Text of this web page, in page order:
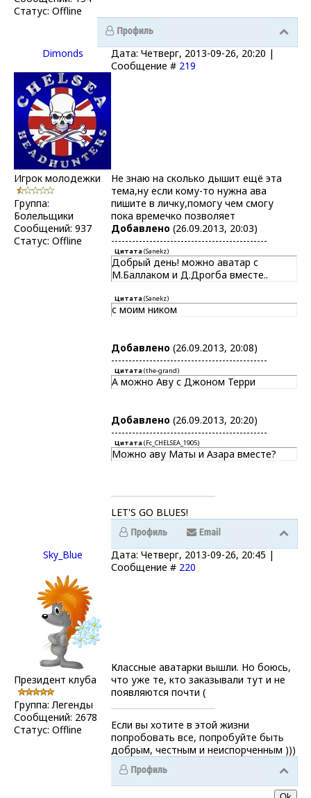
Статус: Offline
Dimonds
Дата: Четверг, 2013-09-26, 20:20 |
Сообщение # 219
Игрок молодежки
Группа:
Болельщики
Сообщений: 937
Статус: Offline
Не знаю на сколько дышит ещё эта
тема,ну если кому-то нужна ава
пишите в личку,помогу чем смогу
пока времечко позволяет
Добавлено (26.09.2013, 20:03)
---------------------------------------------
Цитата(Sanekz)
Добрый день! можно аватар с
М.Баллаком и Д.Дрогба вместе..
Цитата(Sanekz)
с моим ником
Добавлено (26.09.2013, 20:08)
---------------------------------------------
Цитата(the-grand)
А можно Аву с Джоном Терри
Добавлено (26.09.2013, 20:20)
---------------------------------------------
Цитата(Fc_CHELSEA_1905)
Можно аву Маты и Азара вместе?
LET'S GO BLUES!
Sky_Blue
Дата: Четверг, 2013-09-26, 20:45 |
Сообщение # 220
Президент клуба
Группа: Легенды
Сообщений: 2678
Статус: Offline
Классные аватарки вышли. Но боюсь,
что уже те, кто заказывали тут и не
появляются почти (
Если вы хотите в этой жизни
попробовать все, попробуйте быть
добрым, честным и неиспорченным )))